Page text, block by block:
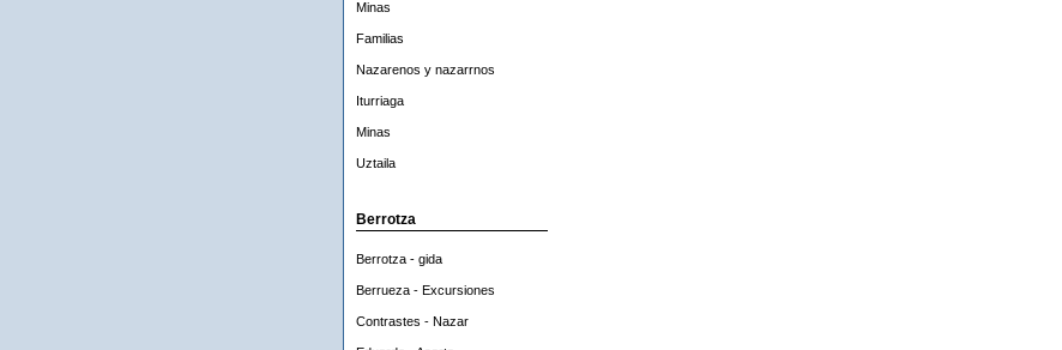
Minas
Familias
Nazarenos y nazarrnos
Iturriaga
Minas
Uztaila
Berrotza
Berrotza - gida
Berrueza - Excursiones
Contrastes - Nazar